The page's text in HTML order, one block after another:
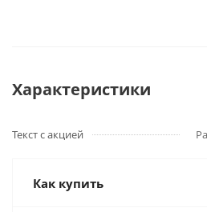
Характеристики
Текст с акцией
Как купить